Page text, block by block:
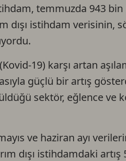
temmuzda 943 bin
dışı istihdam verisinin,
19) karşı artan
güçlü bir artış
sektör, eğlence ve
ve haziran ayı
dışı istihdamdaki